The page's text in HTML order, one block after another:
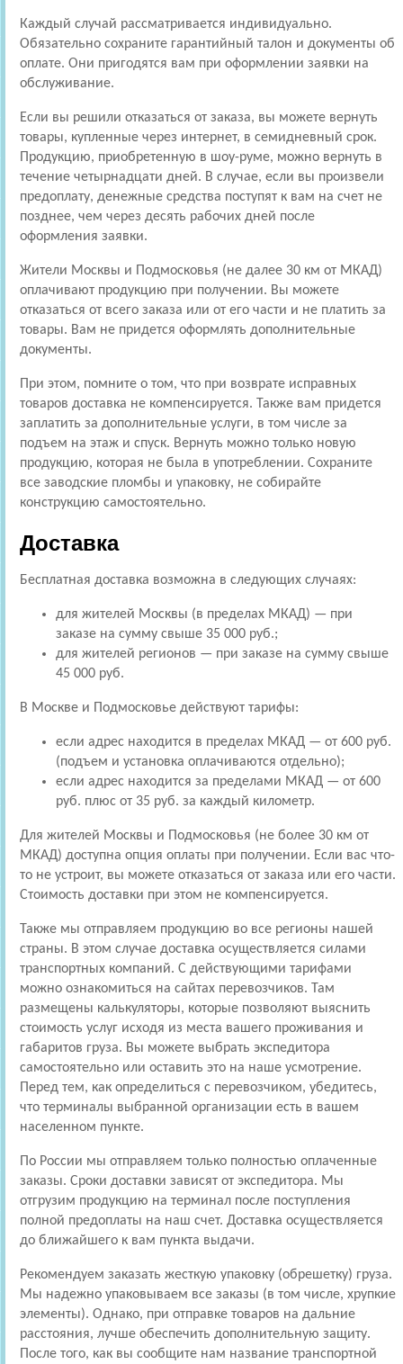
Каждый случай рассматривается индивидуально.
Обязательно сохраните гарантийный талон и документы об
оплате. Они пригодятся вам при оформлении заявки на
обслуживание.
Если вы решили отказаться от заказа, вы можете вернуть
товары, купленные через интернет, в семидневный срок.
Продукцию, приобретенную в шоу-руме, можно вернуть в
течение четырнадцати дней. В случае, если вы произвели
предоплату, денежные средства поступят к вам на счет не
позднее, чем через десять рабочих дней после
оформления заявки.
Жители Москвы и Подмосковья (не далее 30 км от МКАД)
оплачивают продукцию при получении. Вы можете
отказаться от всего заказа или от его части и не платить за
товары. Вам не придется оформлять дополнительные
документы.
При этом, помните о том, что при возврате исправных
товаров доставка не компенсируется. Также вам придется
заплатить за дополнительные услуги, в том числе за
подъем на этаж и спуск. Вернуть можно только новую
продукцию, которая не была в употреблении. Сохраните
все заводские пломбы и упаковку, не собирайте
конструкцию самостоятельно.
Доставка
Бесплатная доставка возможна в следующих случаях:
для жителей Москвы (в пределах МКАД) — при
заказе на сумму свыше 35 000 руб.;
для жителей регионов — при заказе на сумму свыше
45 000 руб.
В Москве и Подмосковье действуют тарифы:
если адрес находится в пределах МКАД — от 600 руб.
(подъем и установка оплачиваются отдельно);
если адрес находится за пределами МКАД — от 600
руб. плюс от 35 руб. за каждый километр.
Для жителей Москвы и Подмосковья (не более 30 км от
МКАД) доступна опция оплаты при получении. Если вас что-
то не устроит, вы можете отказаться от заказа или его части.
Стоимость доставки при этом не компенсируется.
Также мы отправляем продукцию во все регионы нашей
страны. В этом случае доставка осуществляется силами
транспортных компаний. С действующими тарифами
можно ознакомиться на сайтах перевозчиков. Там
размещены калькуляторы, которые позволяют выяснить
стоимость услуг исходя из места вашего проживания и
габаритов груза. Вы можете выбрать экспедитора
самостоятельно или оставить это на наше усмотрение.
Перед тем, как определиться с перевозчиком, убедитесь,
что терминалы выбранной организации есть в вашем
населенном пункте.
По России мы отправляем только полностью оплаченные
заказы. Сроки доставки зависят от экспедитора. Мы
отгрузим продукцию на терминал после поступления
полной предоплаты на наш счет. Доставка осуществляется
до ближайшего к вам пункта выдачи.
Рекомендуем заказать жесткую упаковку (обрешетку) груза.
Мы надежно упаковываем все заказы (в том числе, хрупкие
элементы). Однако, при отправке товаров на дальние
расстояния, лучше обеспечить дополнительную защиту.
После того, как вы сообщите нам название транспортной